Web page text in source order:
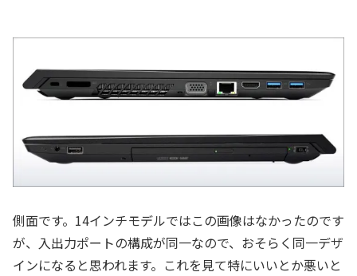
側面です。14インチモデルではこの画像はなかったのです
が、入出力ポートの構成が同一なので、おそらく同一デザ
インになると思われます。これを見て特にいいとか悪いと